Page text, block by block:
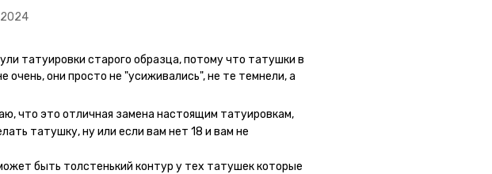
- водой спокойно можно убрать оставшийся контур.
татуировки старого образца, потому что татушки в
очень, они просто не "усиживались", не те темнели, а
вот недавно сделала фризби дог и он через сутки
ну а 4 звезды потому что у меня ещё очень
что это отличная замена настоящим татуировкам,
татушку, ну или если вам нет 18 и вам не
быть толстенький контур у тех татушек которые